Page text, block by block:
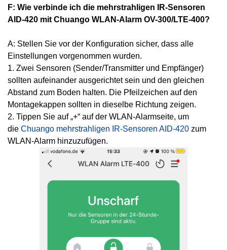
F: Wie verbinde ich die mehrstrahligen IR-Sensoren
AID-420 mit Chuango WLAN-Alarm OV-300/LTE-400?
A: Stellen Sie vor der Konfiguration sicher, dass alle
Einstellungen vorgenommen wurden.
1. Zwei Sensoren (Sender/Transmitter und Empfänger)
sollten aufeinander ausgerichtet sein und den gleichen
Abstand zum Boden halten. Die Pfeilzeichen auf den
Montagekappen sollten in dieselbe Richtung zeigen.
2. Tippen Sie auf „+“ auf der WLAN-Alarmseite, um
die Chuango mehrstrahligen IR-Sensoren AID-420 zum
WLAN-Alarm hinzuzufügen.